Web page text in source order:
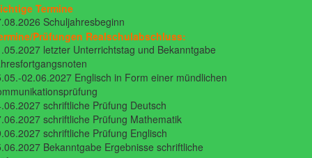
Termine
Schuljahresbeginn
Prüfungen Realschulabschluss:
letzter Unterrichtstag und Bekanntgabe
02.06.2027 Englisch in Form einer mündlichen
schriftliche Prüfung Deutsch
schriftliche Prüfung Mathematik
schriftliche Prüfung Englisch
Bekanntgabe Ergebnisse schriftliche